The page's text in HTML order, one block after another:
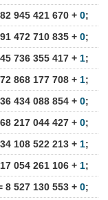
945 421 670 + 0;
472 710 835 + 0;
736 355 417 + 1;
868 177 708 + 1;
434 088 854 + 0;
217 044 427 + 0;
108 522 213 + 1;
054 261 106 + 1;
8 527 130 553 + 0;